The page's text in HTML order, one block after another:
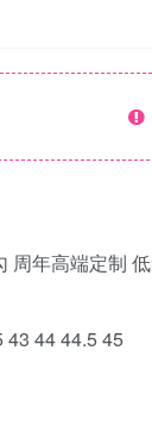
周年高端定制
43 44 44.5 45